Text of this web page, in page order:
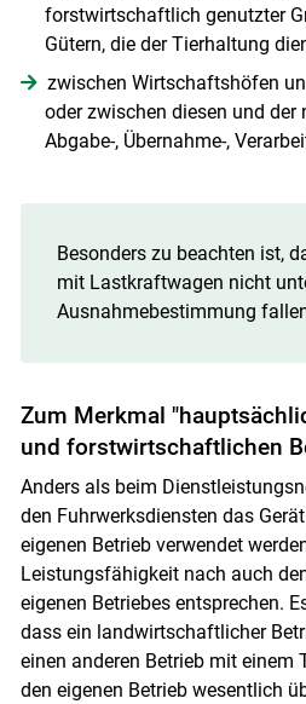
forstwirtschaftlich genutzter
Gütern, die der Tierhaltung
zwischen Wirtschaftshöfen
oder zwischen diesen und der
Abgabe-, Übernahme-,
Besonders zu beachten ist,
mit Lastkraftwagen nicht
Ausnahmebestimmung
Zum Merkmal
und forstwirtschaftlichen
Anders als beim
den Fuhrwerksdiensten das
eigenen Betrieb verwendet
Leistungsfähigkeit nach auch
eigenen Betriebes entsprechen.
dass ein landwirtschaftlicher
einen anderen Betrieb mit einem
den eigenen Betrieb wesentlich